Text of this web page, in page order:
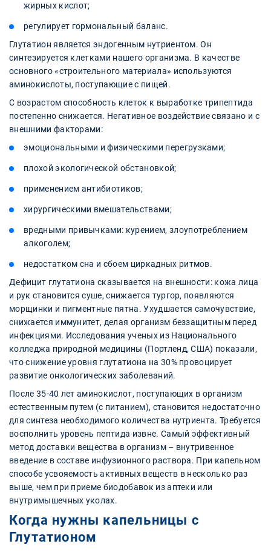
жирных кислот;
регулирует гормональный баланс.
Глутатион является эндогенным нутриентом. Он
синтезируется клетками нашего организма. В качестве
основного «строительного материала» используются
аминокислоты, поступающие с пищей.
С возрастом способность клеток к выработке трипептида
постепенно снижается. Негативное воздействие связано и с
внешними факторами:
эмоциональными и физическими перегрузками;
плохой экологической обстановкой;
применением антибиотиков;
хирургическими вмешательствами;
вредными привычками: курением, злоупотреблением
алкоголем;
недостатком сна и сбоем циркадных ритмов.
Дефицит глутатиона сказывается на внешности: кожа лица
и рук становится суше, снижается тургор, появляются
морщинки и пигментные пятна. Ухудшается самочувствие,
снижается иммунитет, делая организм беззащитным перед
инфекциями. Исследования ученых из Национального
колледжа природной медицины (Портленд, США) показали,
что снижение уровня глутатиона на 30% провоцирует
развитие онкологических заболеваний.
После 35-40 лет аминокислот, поступающих в организм
естественным путем (с питанием), становится недостаточно
для синтеза необходимого количества нутриента. Требуется
восполнить уровень пептида извне. Самый эффективный
метод доставки вещества в организм – внутривенное
введение в составе инфузионного раствора. При капельном
способе усвояемость активных веществ в несколько раз
выше, чем при приеме биодобавок из аптеки или
внутримышечных уколах.
Когда нужны капельницы с
Глутатионом